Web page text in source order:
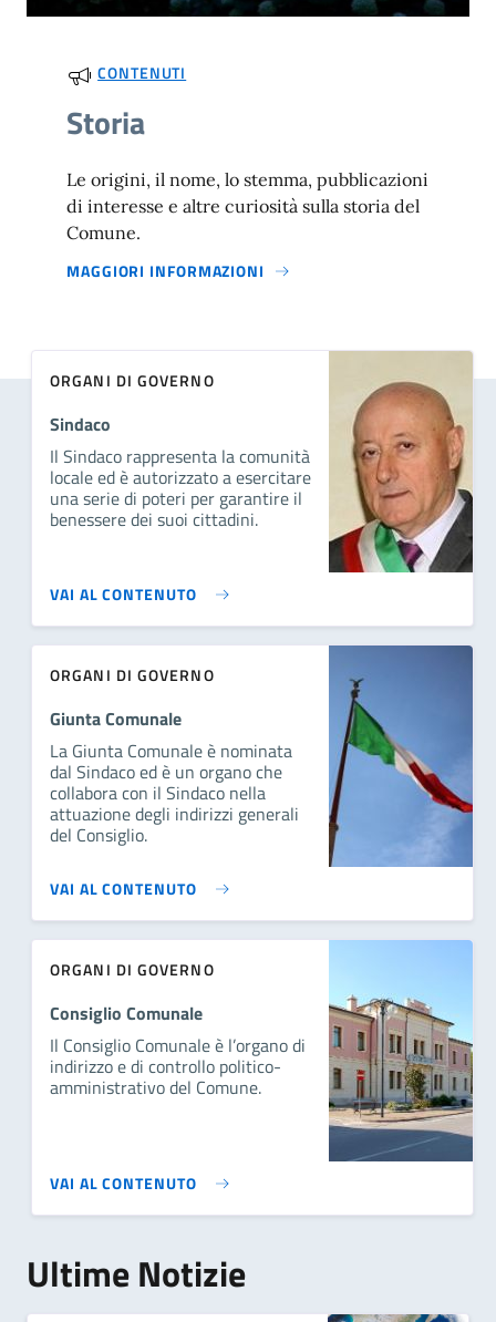
CONTENUTI
Storia
Le origini, il nome, lo stemma, pubblicazioni
di interesse e altre curiosità sulla storia del
Comune.
MAGGIORI INFORMAZIONI
ORGANI DI GOVERNO
Sindaco
Il Sindaco rappresenta la comunità
locale ed è autorizzato a esercitare
una serie di poteri per garantire il
benessere dei suoi cittadini.
VAI AL CONTENUTO
ORGANI DI GOVERNO
Giunta Comunale
La Giunta Comunale è nominata
dal Sindaco ed è un organo che
collabora con il Sindaco nella
attuazione degli indirizzi generali
del Consiglio.
VAI AL CONTENUTO
ORGANI DI GOVERNO
Consiglio Comunale
Il Consiglio Comunale è l’organo di
indirizzo e di controllo politico-
amministrativo del Comune.
VAI AL CONTENUTO
Ultime Notizie